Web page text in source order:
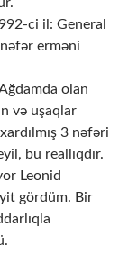
ci il: General
erməni
olan
və uşaqlar
3 nəfəri
bu reallıqdır.
Leonid
gördüm. Bir